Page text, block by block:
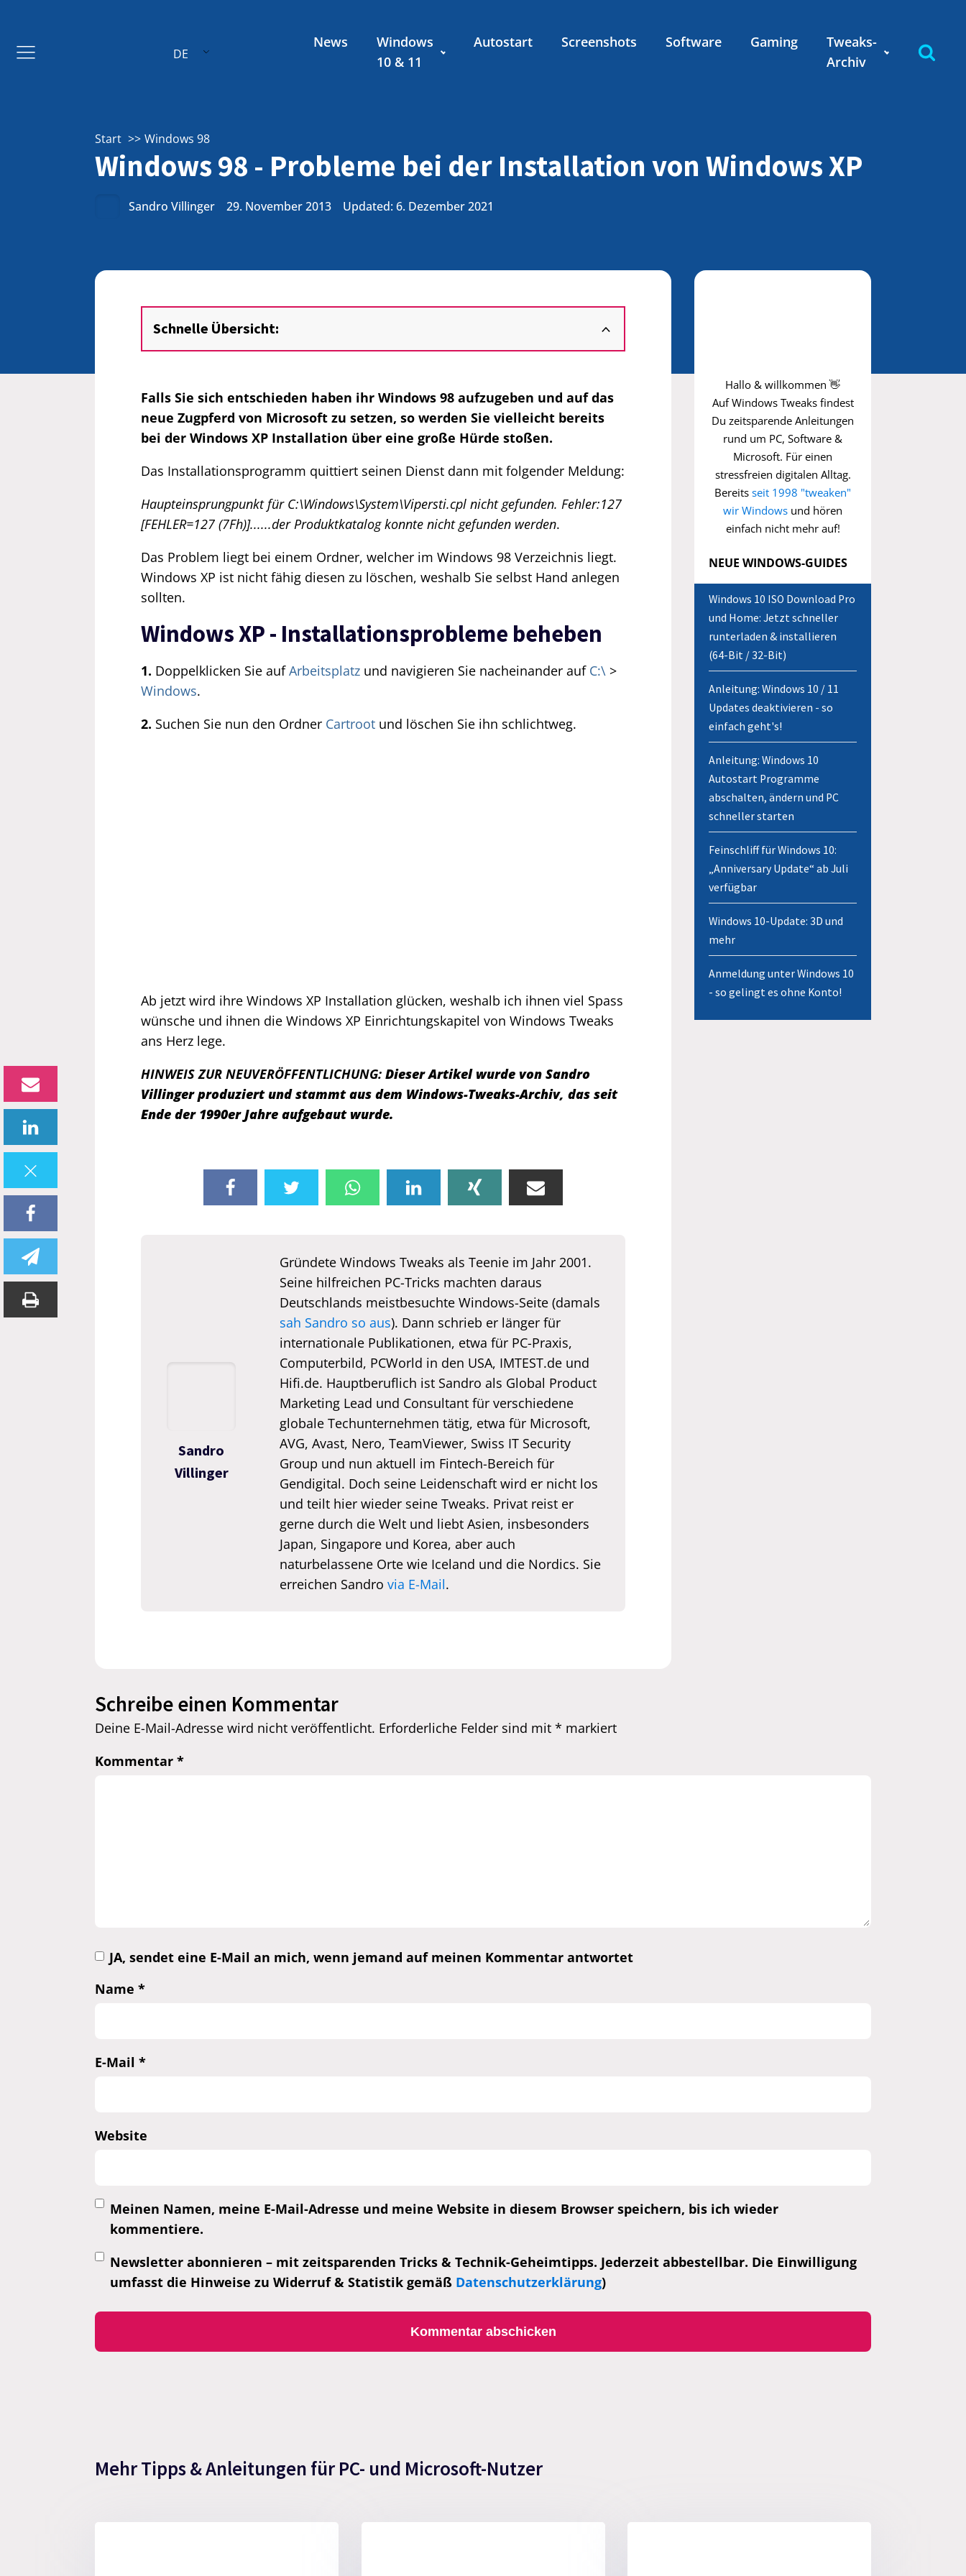
DE
News
Windows
10 & 11
Autostart Screenshots Software Gaming
Tweaks-
Archiv
Start Windows 98
Windows 98 - Probleme bei der Installation von Windows XP
Sandro Villinger 29. November 2013 Updated: 6. Dezember 2021
Schnelle Übersicht:
Falls Sie sich entschieden haben ihr Windows 98 aufzugeben und auf das
neue Zugpferd von Microsoft zu setzen, so werden Sie vielleicht bereits
bei der Windows XP Installation über eine große Hürde stoßen.
Das Installationsprogramm quittiert seinen Dienst dann mit folgender Meldung:
Haupteinsprungpunkt für C:\Windows\System\Vipersti.cpl nicht gefunden. Fehler:127
[FEHLER=127 (7Fh)]......der Produktkatalog konnte nicht gefunden werden.
Das Problem liegt bei einem Ordner, welcher im Windows 98 Verzeichnis liegt.
Windows XP ist nicht fähig diesen zu löschen, weshalb Sie selbst Hand anlegen
sollten.
Windows XP - Installationsprobleme beheben
1. Doppelklicken Sie aufArbeitsplatz und navigieren Sie nacheinander auf C:\ >
Windows.
2. Suchen Sie nun den Ordner Cartroot und löschen Sie ihn schlichtweg.
Ab jetzt wird ihre Windows XP Installation glücken, weshalb ich ihnen viel Spass
wünsche und ihnen die Windows XP Einrichtungskapitel von Windows Tweaks
ans Herz lege.
HINWEIS ZUR NEUVERÖFFENTLICHUNG: Dieser Artikel wurde von Sandro
Villinger produziert und stammt aus dem Windows-Tweaks-Archiv, das seit
Ende der 1990er Jahre aufgebaut wurde.
Sandro
Villinger
Gründete Windows Tweaks als Teenie im Jahr 2001.
Seine hilfreichen PC-Tricks machten daraus
Deutschlands meistbesuchte Windows-Seite (damals
sah Sandro so aus). Dann schrieb er länger für
internationale Publikationen, etwa für PC-Praxis,
Computerbild, PCWorld in den USA, IMTEST.de und
Hifi.de. Hauptberuflich ist Sandro als Global Product
Marketing Lead und Consultant für verschiedene
globale Techunternehmen tätig, etwa für Microsoft,
AVG, Avast, Nero, TeamViewer, Swiss IT Security
Group und nun aktuell im Fintech-Bereich für
Gendigital. Doch seine Leidenschaft wird er nicht los
und teilt hier wieder seine Tweaks. Privat reist er
gerne durch die Welt und liebt Asien, insbesonders
Japan, Singapore und Korea, aber auch
naturbelassene Orte wie Iceland und die Nordics. Sie
erreichen Sandro via E-Mail.
Hallo & willkommen 👋
Auf Windows Tweaks findest
Du zeitsparende Anleitungen
rund um PC, Software &
Microsoft. Für einen
stressfreien digitalen Alltag.
Bereits seit 1998 "tweaken"
wir Windows und hören
einfach nicht mehr auf!
NEUE WINDOWS-GUIDES
Windows 10 ISO Download Pro
und Home: Jetzt schneller
runterladen & installieren
(64-Bit / 32-Bit)
Anleitung: Windows 10 / 11
Updates deaktivieren - so
einfach geht's!
Anleitung: Windows 10
Autostart Programme
abschalten, ändern und PC
schneller starten
Feinschliff für Windows 10:
„Anniversary Update“ ab Juli
verfügbar
Windows 10-Update: 3D und
mehr
Anmeldung unter Windows 10
- so gelingt es ohne Konto!
Schreibe einen Kommentar
Deine E-Mail-Adresse wird nicht veröffentlicht. Erforderliche Felder sind mit * markiert
Kommentar *
JA, sendet eine E-Mail an mich, wenn jemand auf meinen Kommentar antwortet
Name *
E-Mail *
Website
Meinen Namen, meine E-Mail-Adresse und meine Website in diesem Browser speichern, bis ich wieder
kommentiere.
Newsletter abonnieren – mit zeitsparenden Tricks & Technik-Geheimtipps. Jederzeit abbestellbar. Die Einwilligung
umfasst die Hinweise zu Widerruf & Statistik gemäß Datenschutzerklärung)
Mehr Tipps & Anleitungen für PC- und Microsoft-Nutzer